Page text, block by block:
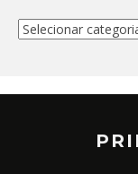
Categorias